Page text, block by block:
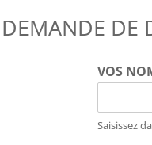
DEMANDE DE
VOS
Saisissez